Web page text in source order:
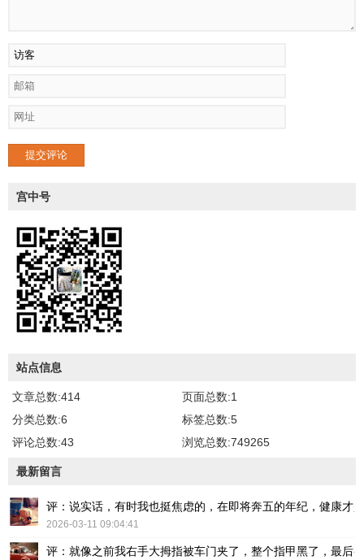
提交评论
宫中号
站点信息
文章总数:414
页面总数:1
分类总数:6
标签总数:5
评论总数:43
浏览总数:749265
最新留言
评：说实话，有时我也挺焦虑的，在即将奔五的年纪，健康才
2026-03-11 09:04:41
评：就像之前我右手大拇指被车门夹了，整个指甲黑了，最后